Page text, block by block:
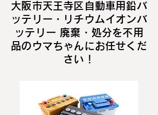
大阪市天王寺区自動車用鉛バ
ッテリー・リチウムイオンバ
ッテリー 廃棄・処分を不用
品のウマちゃんにお任せくだ
さい！